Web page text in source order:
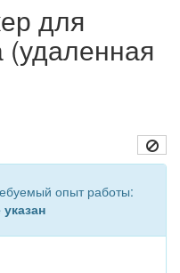
для
(удаленная
опыт работы:
указан